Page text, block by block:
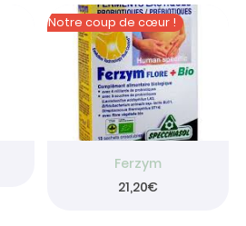
INSCRIPTION
Rejoignez-
Notre coup de cœur !
Ferzym
21,20€